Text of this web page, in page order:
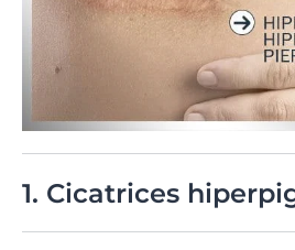
1. Cicatrices hiperpigmentadas debido a la